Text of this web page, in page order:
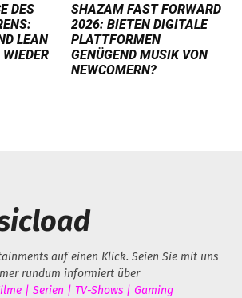
DES
LEAN
SHAZAM FAST FORWARD
2026: BIETEN DIGITALE
PLATTFORMEN
GENÜGEND MUSIK VON
NEWCOMERN?
auf einen Klick. Seien Sie mit uns
rundum informiert über
| Serien | TV-Shows | Gaming